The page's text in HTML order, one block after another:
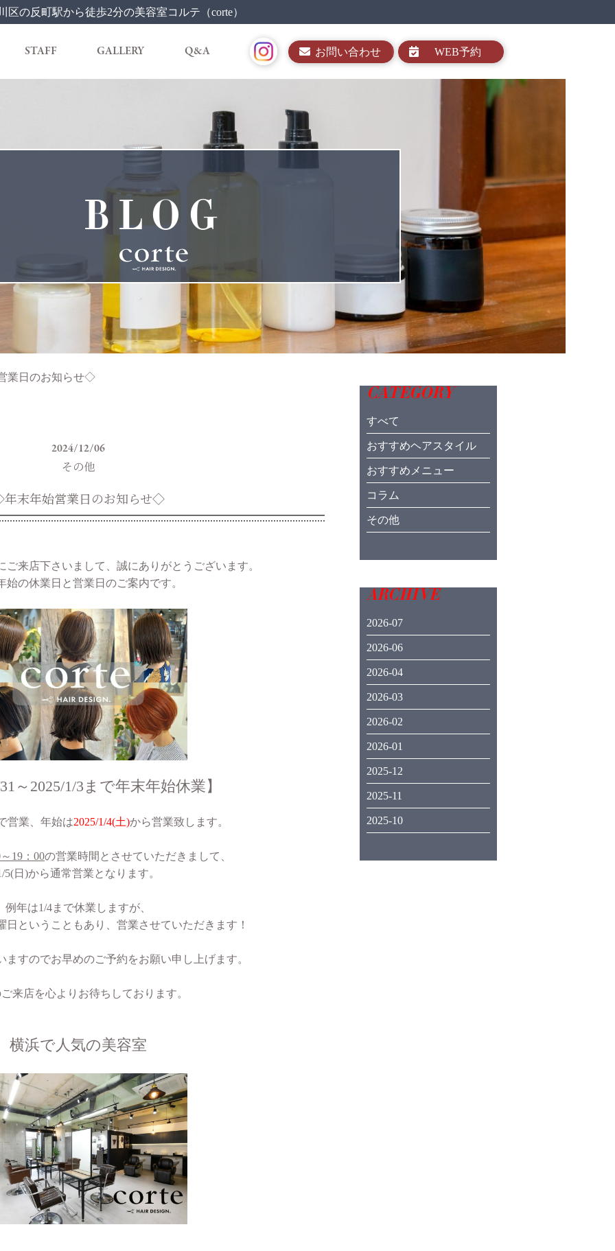
の反町駅から徒歩2分の美容室コルテ（corte）
STAFF GALLERY Q&A お問い合わせ WEB予約
BLOG
業日のお知らせ◇
2024/12/06
その他
末年始営業日のお知らせ◇
ご来店下さいまして、誠にありがとうございます。
始の休業日と営業日のご案内です。
～2025/1/3まで年末年始休業】
営業、年始は2025/1/4(土)から営業致します。
19：00の営業時間とさせていただきまして、
5(日)から通常営業となります。
例年は1/4まで休業しますが、
日ということもあり、営業させていただきます！
ますのでお早めのご予約をお願い申し上げます。
来店を心よりお待ちしております。
横浜で人気の美容室
CATEGORY
すべて
おすすめヘアスタイル
おすすめメニュー
コラム
その他
ARCHIVE
2026-07
2026-06
2026-04
2026-03
2026-02
2026-01
2025-12
2025-11
2025-10